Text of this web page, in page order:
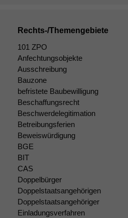
Rechts-/Themengebiete
101 ZPO
Anfechtungsobjekte
Ausschreibung
Bauzone
befristete Baubewilligung
Beschaffungsrecht
Beschwerdelegitimation
Betreibungsferien
Beweiswürdigung
BGE
BIT
CAS
Doppelbürger
Doppelstaatsangehörigen
Doppelstaatsangehöriger
Einladungsverfahren